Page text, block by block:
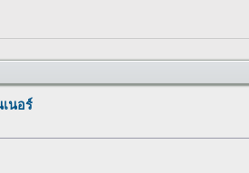
นอร์